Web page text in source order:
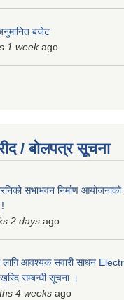
बजेट
1 weekago
/ बोलपत्र सूचना
सभाभवन निर्माण
2 days ago
लागि आवश्यक सवारी साधन
सम्बन्धी सूचना ।
4 weeks ago